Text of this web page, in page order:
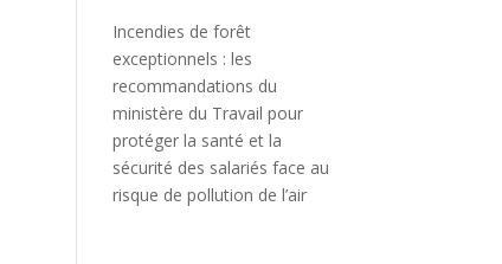
Incendies de forêt
exceptionnels : les
recommandations du
ministère du Travail pour
protéger la santé et la
sécurité des salariés face au
risque de pollution de l’air